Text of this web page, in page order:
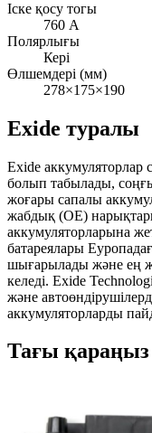
Іске қосу тогы
760 А
Полярлығы
Кері
Өлшемдері (мм)
278×175×190
Exide туралы
Exide
болып табылады,
жоғары сапалы
жабдық (OE)
аккумуляторларына
батареялары
шығарылады және ең
келеді. Exide
және
аккумуляторларды
Тағы қараңыз